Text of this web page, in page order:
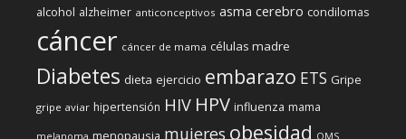
alcohol alzheimer anticonceptivos asma cerebro condilomas
cáncer cáncer de mama células madre
Diabetes dieta ejercicio embarazo ETS Gripe
gripe aviar hipertensión HIV HPV influenza mama
melanoma menopausia mujeres obesidad OMS